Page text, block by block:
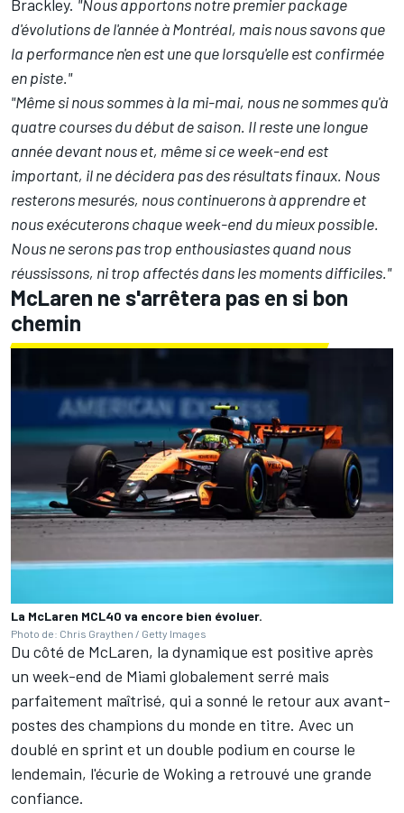
Brackley. "Nous apportons notre premier package
d'évolutions de l'année à Montréal, mais nous savons que
la performance n'en est une que lorsqu'elle est confirmée
en piste."
"Même si nous sommes à la mi-mai, nous ne sommes qu'à
quatre courses du début de saison. Il reste une longue
année devant nous et, même si ce week-end est
important, il ne décidera pas des résultats finaux. Nous
resterons mesurés, nous continuerons à apprendre et
nous exécuterons chaque week-end du mieux possible.
Nous ne serons pas trop enthousiastes quand nous
réussissons, ni trop affectés dans les moments difficiles."
McLaren ne s'arrêtera pas en si bon
chemin
La McLaren MCL40 va encore bien évoluer.
Photo de: Chris Graythen / Getty Images
Du côté de McLaren, la dynamique est positive après
un week-end de Miami globalement serré mais
parfaitement maîtrisé, qui a sonné le retour aux avant-
postes des champions du monde en titre. Avec un
doublé en sprint et un double podium en course le
lendemain, l'écurie de Woking a retrouvé une grande
confiance.